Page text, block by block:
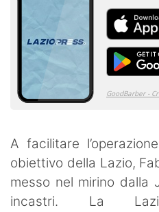
A facilitare
obiettivo della Lazio,
messo nel mirino dalla
incastri. La